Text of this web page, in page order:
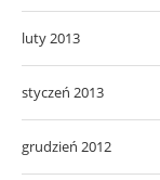
luty 2013
styczeń 2013
grudzień 2012